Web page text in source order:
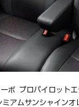
ボ プロパイロット
アムサンシャイン